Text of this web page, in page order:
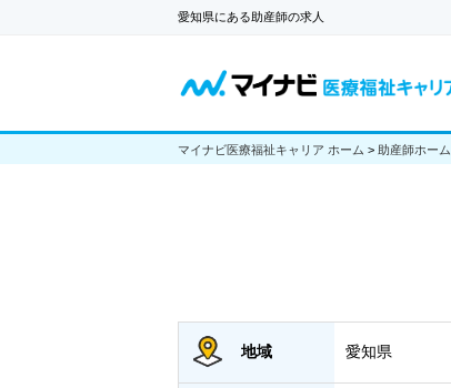
愛知県にある助産師の求人
マイナビ医療福祉キャリア ホーム > 助産師ホーム
地域 愛知県